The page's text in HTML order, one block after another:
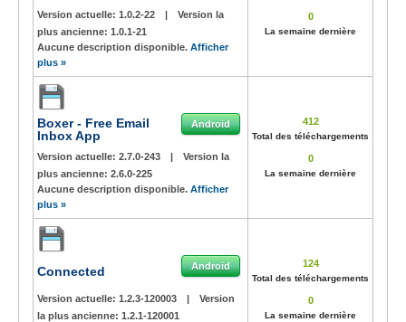
Version actuelle: 1.0.2-22 |
Version la
plus ancienne: 1.0.1-21
Aucune description disponible. Afficher
plus »
0
La semaine dernière
Boxer - Free Email
Inbox App
Android
Version actuelle: 2.7.0-243 |
Version la
plus ancienne: 2.6.0-225
Aucune description disponible. Afficher
plus »
412
Total des téléchargements
0
La semaine dernière
Connected Android
Version actuelle: 1.2.3-120003 |
Version
la plus ancienne: 1.2.1-120001
124
Total des téléchargements
0
La semaine dernière